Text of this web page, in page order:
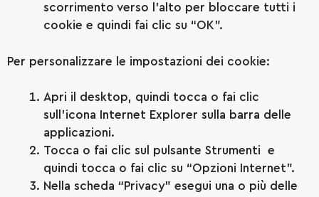
scorrimento verso l’alto per bloccare tutti i
cookie e quindi fai clic su “OK”.
Per personalizzare le impostazioni dei cookie:
Apri il desktop, quindi tocca o fai clic
sull’icona Internet Explorer sulla barra delle
applicazioni.
Tocca o fai clic sul pulsante Strumenti e
quindi tocca o fai clic su “Opzioni Internet”.
Nella scheda “Privacy” esegui una o più delle